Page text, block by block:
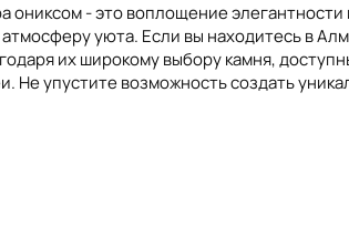
ониксом - это воплощение
атмосферу уюта. Если вы находитесь в
их широкому выбору камня,
Не упустите возможность создать